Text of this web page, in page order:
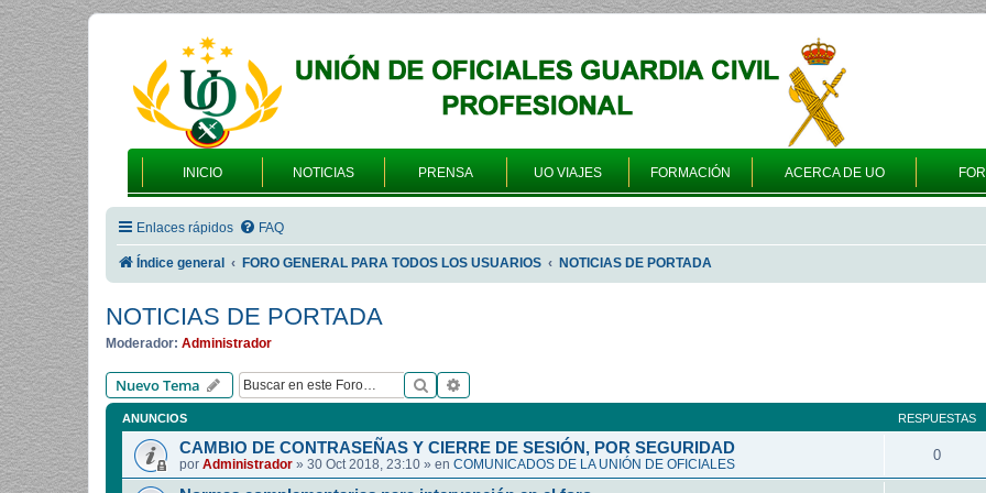
INICIO NOTICIAS PRENSA UO VIAJES FORMACIÓN ACERCA DE UO
Enlaces rápidos FAQ
Índice general FORO GENERAL PARA TODOS LOS USUARIOS NOTICIAS DE PORTADA
NOTICIAS DE PORTADA
Moderador: Administrador
Nuevo Tema Buscar
ANUNCIOS RESPUESTAS
CAMBIO DE CONTRASEÑAS Y CIERRE DE SESIÓN, POR SEGURIDAD
por Administrador » 30 Oct 2018, 23:10 » en COMUNICADOS DE LA UNIÓN DE OFICIALES
0